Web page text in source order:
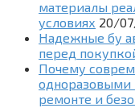
материалы
условиях 20/
Надежные бу
перед
Почему
одноразовыми
ремонте и